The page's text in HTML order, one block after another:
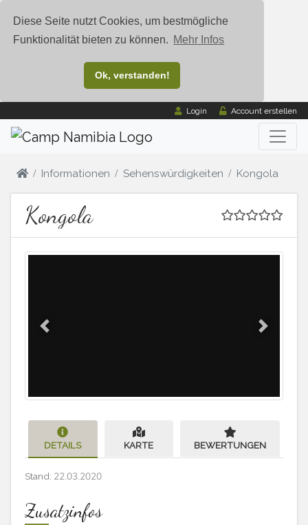
Diese Seite nutzt Cookies, um bestmögliche
Funktionalität bieten zu können. Mehr Infos
Ok, verstanden!
Login Account erstellen
Informationen Sehenswürdigkeiten Kongola
Kongola
Previous Next
DETAILS KARTE BEWERTUNGEN
Stand: 22.03.2020
Zusatzinfos